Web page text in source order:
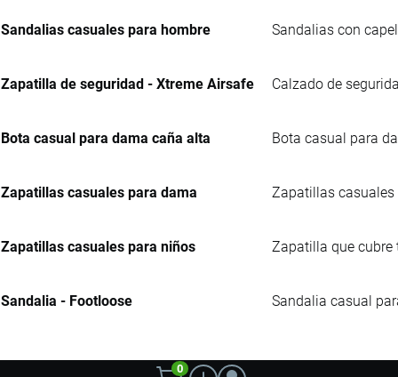
Sandalias casuales para hombre Sandalias con
Zapatilla de seguridad - Xtreme Airsafe Calzado de
Bota casual para dama caña alta Bota casual para
Zapatillas casuales para dama Zapatillas casuales
Zapatillas casuales para niños Zapatilla que cubre
Sandalia - Footloose Sandalia casual
0